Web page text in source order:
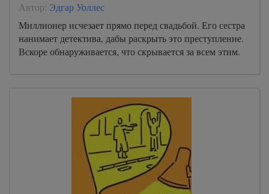
Автор: Эдгар Уоллес
Миллионер исчезает прямо перед свадьбой. Его сестра
нанимает детектива, дабы раскрыть это преступление.
Вскоре обнаруживается, что скрывается за всем этим.